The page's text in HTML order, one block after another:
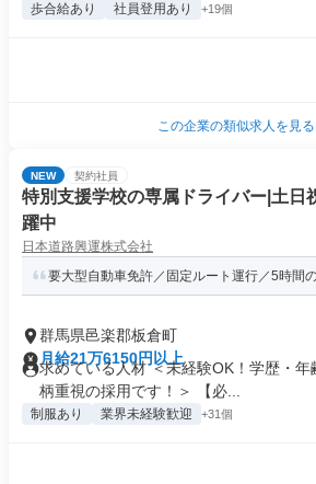
歩合給あり 社員登用あり +19個
この企業の類似求人を見る
NEW 契約社員
特別支援学校の専属ドライバー|土日
躍中
日本道路興運株式会社
要大型自動車免許／固定ルート運行／5時間
群馬県邑楽郡板倉町
月給21万6150円以上
求めている人材 ＜未経験OK！学歴・年
柄重視の採用です！＞ 【必...
制服あり 業界未経験歓迎 +31個